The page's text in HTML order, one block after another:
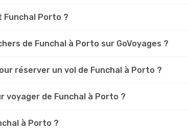
Funchal Porto ?
de Funchal à Porto sur GoVoyages ?
réserver un vol de Funchal à Porto ?
voyager de Funchal à Porto ?
à Porto ?